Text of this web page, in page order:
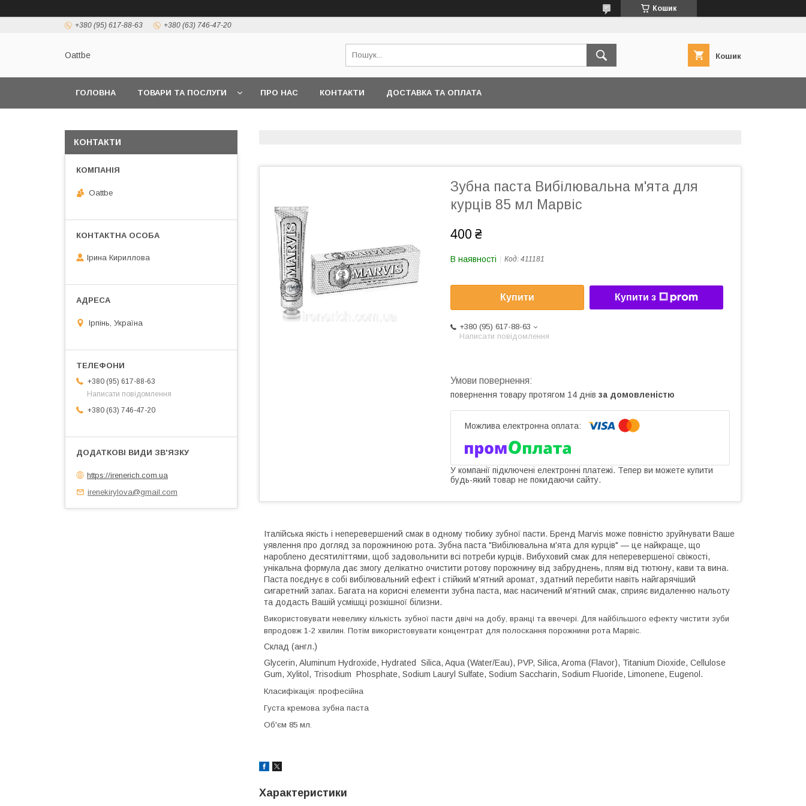
Кошик
+380 (95) 617-88-63 +380 (63) 746-47-20
Oattbe Кошик
ГОЛОВНА ТОВАРИ ТА ПОСЛУГИ ПРО НАС КОНТАКТИ ДОСТАВКА ТА ОПЛАТА
Зубна паста Вибілювальна м'ята для
курців 85 мл Марвіс
400 ₴
В наявності Код: 411181
Купити Купити з
+380 (95) 617-88-63
Написати повідомлення
повернення товару протягом 14 днів за домовленістю
У компанії підключені електронні платежі. Тепер ви можете купити
будь-який товар не покидаючи сайту.
Італійська якість і неперевершений смак в одному тюбику зубної пасти. Бренд Marvis може повністю зруйнувати Ваше
уявлення про догляд за порожниною рота. Зубна паста "Вибілювальна м'ята для курців" — це найкраще, що
нароблено десятиліттями, щоб задовольнити всі потреби курців. Вибуховий смак для неперевершеної свіжості,
унікальна формула дає змогу делікатно очистити ротову порожнину від забруднень, плям від тютюну, кави та вина.
Паста поєднує в собі вибілювальний ефект і стійкий м'ятний аромат, здатний перебити навіть найгарячіший
сигаретний запах. Багата на корисні елементи зубна паста, має насичений м'ятний смак, сприяє видаленню нальоту
та додасть Вашій усмішці розкішної білизни.
Використовувати невелику кількість зубної пасти двічі на добу, вранці та ввечері. Для найбільшого ефекту чистити зуби
впродовж 1-2 хвилин. Потім використовувати концентрат для полоскання порожнини рота Марвіс.
Склад (англ.)
Glycerin, Aluminum Hydroxide, Hydrated Silica, Aqua (Water/Eau), PVP, Silica, Aroma (Flavor), Titanium Dioxide, Cellulose
Gum, Xylitol, Trisodium Phosphate, Sodium Lauryl Sulfate, Sodium Saccharin, Sodium Fluoride, Limonene, Eugenol.
Класифікація: професійна
Густа кремова зубна паста
Об'єм 85 мл.
Характеристики
КОНТАКТИ
Oattbe
Ірина Кириллова
Ірпінь, Україна
+380 (95) 617-88-63
Написати повідомлення
+380 (63) 746-47-20
https://irenerich.com.ua
irenekirylova@gmail.com